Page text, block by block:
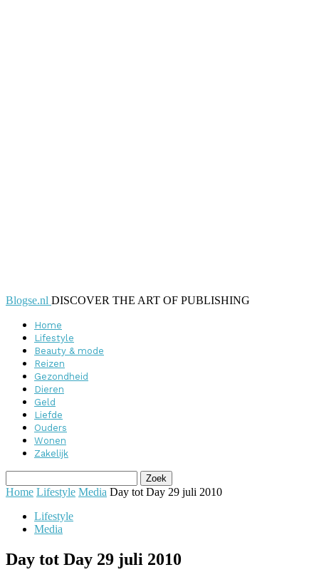
Blogse.nl DISCOVER THE ART OF PUBLISHING
Home
Lifestyle
Beauty & mode
Reizen
Gezondheid
Dieren
Geld
Liefde
Ouders
Wonen
Zakelijk
Home Lifestyle Media Day tot Day 29 juli 2010
Lifestyle
Media
Day tot Day 29 juli 2010